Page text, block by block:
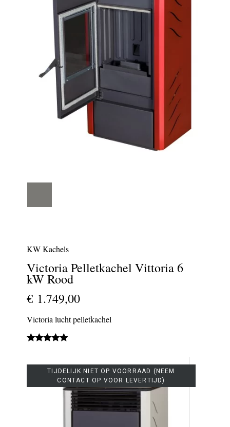
KW Kachels
Victoria Pelletkachel Vittoria 6
kW Rood
€ 1.749,00
Victoria lucht pelletkachel
TIJDELIJK NIET OP VOORRAAD (NEEM
CONTACT OP VOOR LEVERTIJD)